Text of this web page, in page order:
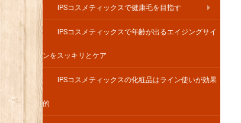
IPSコスメティックスで健康毛を目指す
IPSコスメティックスで年齢が出るエイジングサイ
ンをスッキリとケア
IPSコスメティックスの化粧品はライン使いが効果
的